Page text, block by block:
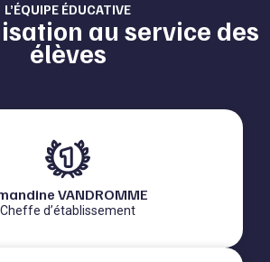
L’ÉQUIPE ÉDUCATIVE
au service des
élèves
VANDROMME
Cheffe d’établissement